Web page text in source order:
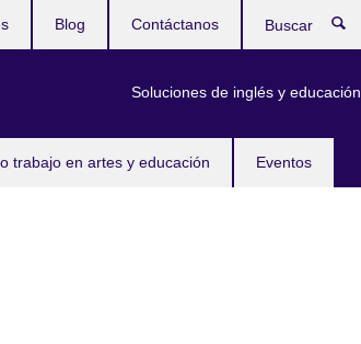
trabajo en artes y educación Eventos
Soluciones de inglés y educación
Blog Contáctanos